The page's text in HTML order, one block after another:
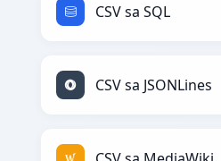
CSV sa SQL
CSV sa JSONLines